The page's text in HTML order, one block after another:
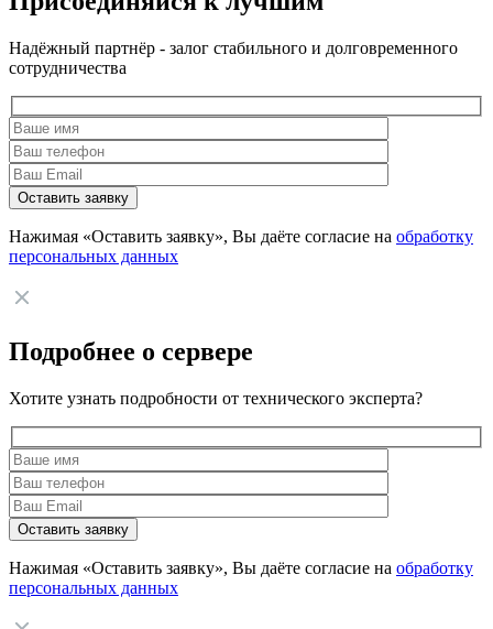
Надёжный партнёр - залог стабильного и долговременного
сотрудничества
Нажимая «Оставить заявку», Вы даёте согласие на обработку
персональных данных
Подробнее о сервере
Хотите узнать подробности от технического эксперта?
Нажимая «Оставить заявку», Вы даёте согласие на обработку
персональных данных